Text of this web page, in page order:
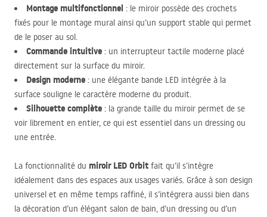
Montage multifonctionnel : le miroir possède des crochets
fixés pour le montage mural ainsi qu’un support stable qui permet
de le poser au sol.
Commande intuitive : un interrupteur tactile moderne placé
directement sur la surface du miroir.
Design moderne : une élégante bande LED intégrée à la
surface souligne le caractère moderne du produit.
Silhouette complète : la grande taille du miroir permet de se
voir librement en entier, ce qui est essentiel dans un dressing ou
une entrée.
La fonctionnalité du miroir LED Orbit fait qu’il s’intègre
idéalement dans des espaces aux usages variés. Grâce à son design
universel et en même temps raffiné, il s’intégrera aussi bien dans
la décoration d’un élégant salon de bain, d’un dressing ou d’un